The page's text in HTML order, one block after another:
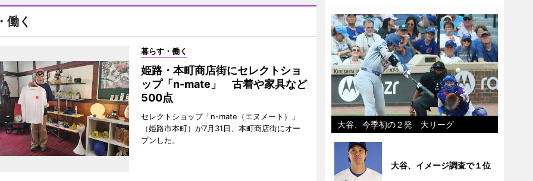
働く
暮らす・働く
姫路・本町商店街にセレクトショ
ップ「n-mate」 古着や家具など
500点
セレクトショップ「n-mate（エヌメート）」
（姫路市本町）が7月31日、本町商店街にオー
プンした。
大谷、今季初の２発 大リーグ
大谷、イメージ調査で１位